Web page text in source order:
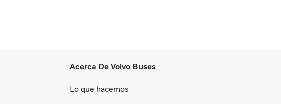
Acerca De Volvo Buses
Lo que hacemos